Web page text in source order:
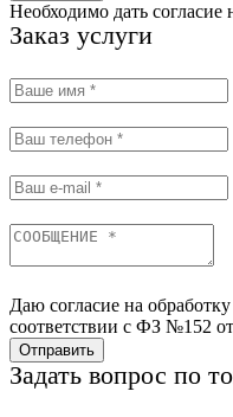
Необходимо дать
Заказ услуги
Даю согласие на
соответствии с ФЗ №152
Отправить
Задать вопрос по